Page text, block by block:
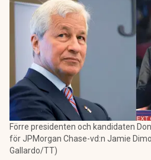
Förre presidenten och kandidaten
för JPMorgan Chase-vd:n Jamie
Gallardo/TT)